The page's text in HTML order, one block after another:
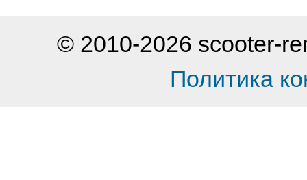
© 2010-2026 scooter-
Политика